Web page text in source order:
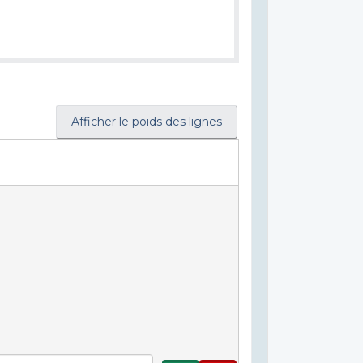
Afficher le poids des lignes